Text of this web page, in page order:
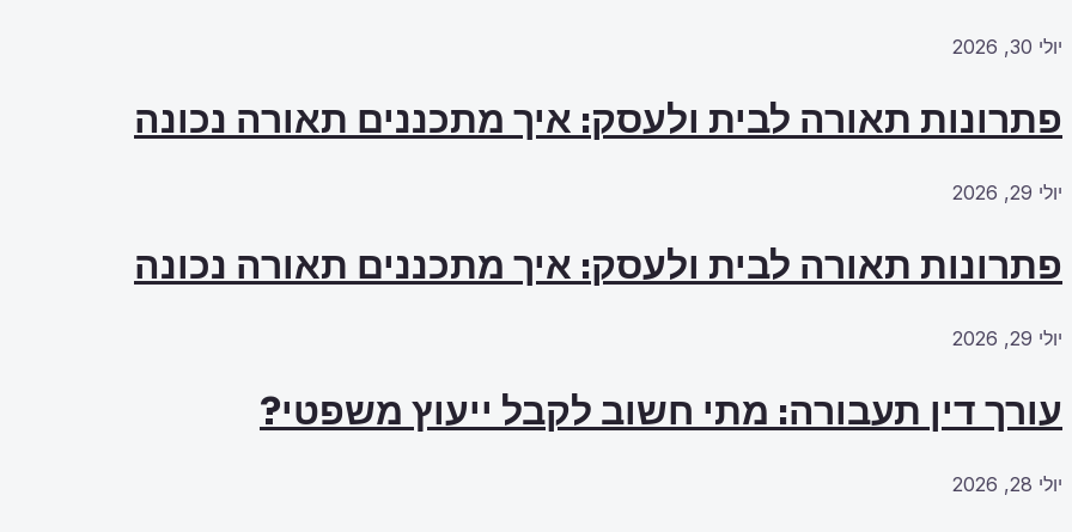
יולי 30, 2026
פתרונות תאורה לבית ולעסק: איך מתכננים תאורה נכונה
יולי 29, 2026
פתרונות תאורה לבית ולעסק: איך מתכננים תאורה נכונה
יולי 29, 2026
עורך דין תעבורה: מתי חשוב לקבל ייעוץ משפטי?
יולי 28, 2026